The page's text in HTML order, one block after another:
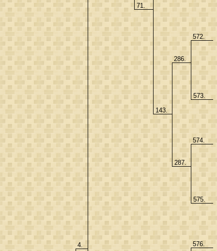
4.
71.
143.
286.
572.
573.
287.
574.
575.
576.